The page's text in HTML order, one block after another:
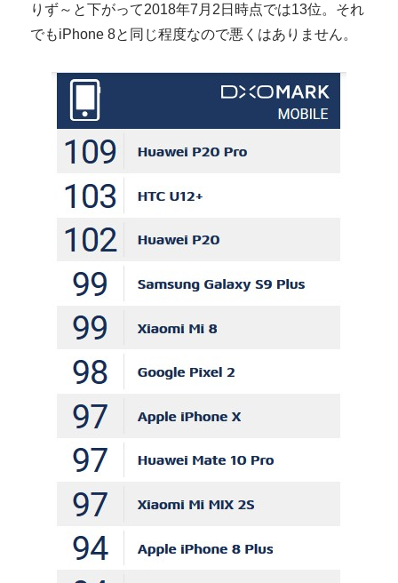
りず～と下がって2018年7月2日時点では13位。それ
でもiPhone 8と同じ程度なので悪くはありません。